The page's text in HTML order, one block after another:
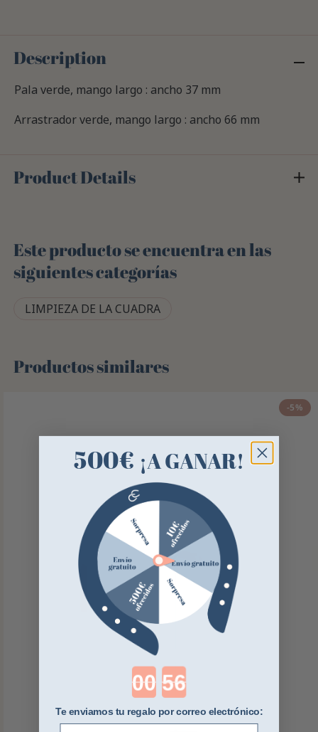
Description
Pala verde, mango largo : ancho 37 mm
Arrastrador verde, mango largo : ancho 66 mm
Product Details
Este producto se encuentra en las
siguientes categorías
LIMPIEZA DE LA CUADRA
Productos similares
-5%
500€ ¡A GANAR!
Countdown ends in:
Te enviamos tu regalo por correo electrónico: